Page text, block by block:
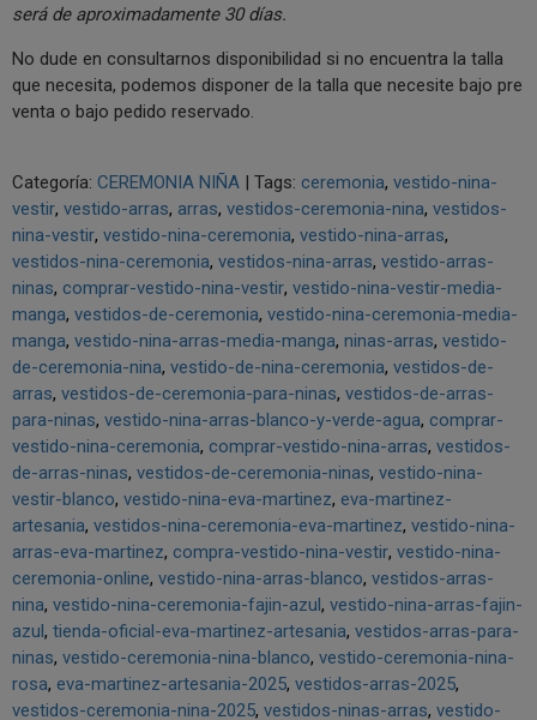
será de aproximadamente 30 días.
No dude en consultarnos disponibilidad si no encuentra la talla
que necesita, podemos disponer de la talla que necesite bajo pre
venta o bajo pedido reservado.
Categoría: CEREMONIA NIÑA | Tags: ceremonia vestido-nina-
vestir vestido-arras arras vestidos-ceremonia-nina vestidos-
nina-vestir vestido-nina-ceremonia vestido-nina-arras
vestidos-nina-ceremonia vestidos-nina-arras vestido-arras-
ninas comprar-vestido-nina-vestir vestido-nina-vestir-media-
manga vestidos-de-ceremonia vestido-nina-ceremonia-media-
manga vestido-nina-arras-media-manga ninas-arras vestido-
de-ceremonia-nina vestido-de-nina-ceremonia vestidos-de-
arras vestidos-de-ceremonia-para-ninas vestidos-de-arras-
para-ninas vestido-nina-arras-blanco-y-verde-agua comprar-
vestido-nina-ceremonia comprar-vestido-nina-arras vestidos-
de-arras-ninas vestidos-de-ceremonia-ninas vestido-nina-
vestir-blanco vestido-nina-eva-martinez eva-martinez-
artesania vestidos-nina-ceremonia-eva-martinez vestido-nina-
arras-eva-martinez compra-vestido-nina-vestir vestido-nina-
ceremonia-online vestido-nina-arras-blanco vestidos-arras-
nina vestido-nina-ceremonia-fajin-azul vestido-nina-arras-fajin-
azul tienda-oficial-eva-martinez-artesania vestidos-arras-para-
ninas vestido-ceremonia-nina-blanco vestido-ceremonia-nina-
rosa eva-martinez-artesania-2025 vestidos-arras-2025
vestidos-ceremonia-nina-2025 vestidos-ninas-arras vestido-